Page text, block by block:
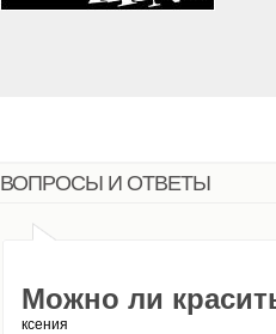
ВОПРОСЫ И ОТВЕТЫ
Можно ли
ксения